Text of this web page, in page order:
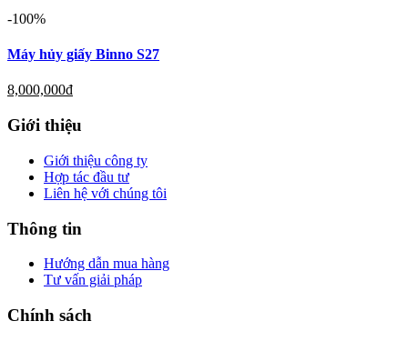
-100%
Máy hủy giấy Binno S27
8,000,000đ
Giới thiệu
Giới thiệu công ty
Hợp tác đầu tư
Liên hệ với chúng tôi
Thông tin
Hướng dẫn mua hàng
Tư vấn giải pháp
Chính sách